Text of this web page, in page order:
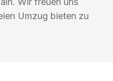
Umzug bieten zu